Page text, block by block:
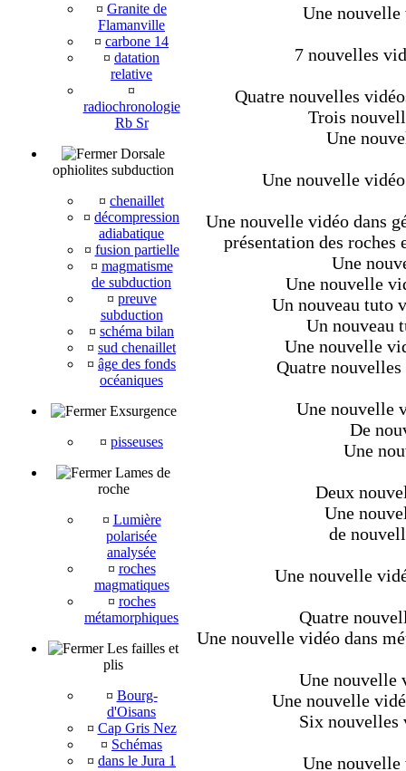
¤ Granite de
Flamanville
¤ carbone 14
¤ datation
relative
¤
radiochronologie
Rb Sr
Dorsale
ophiolites subduction
¤ chenaillet
¤ décompression
adiabatique
¤ fusion partielle
¤ magmatisme
de subduction
¤ preuve
subduction
¤ schéma bilan
¤ sud chenaillet
¤ âge des fonds
océaniques
Exsurgence
¤ pisseuses
Lames de
roche
¤ Lumière
polarisée
analysée
¤ roches
magmatiques
¤ roches
métamorphiques
Les failles et
plis
¤ Bourg-
d'Oisans
¤ Cap Gris Nez
¤ Schémas
¤ dans le Jura 1
Une nouvelle
7 nouvelles
Quatre nouvelles
Trois
Une
Une nouvelle
Une nouvelle vidéo dans
présentation des
Une
Une nouvelle
Un nouveau tuto
Un nouveau
Une nouvelle
Quatre
Une nouvelle
De
Une
Deux
Une
de
Une nouvelle
Quatre
Une nouvelle vidéo dans
Une nouvelle
Une nouvelle
Six nouvelles
Une nouvelle